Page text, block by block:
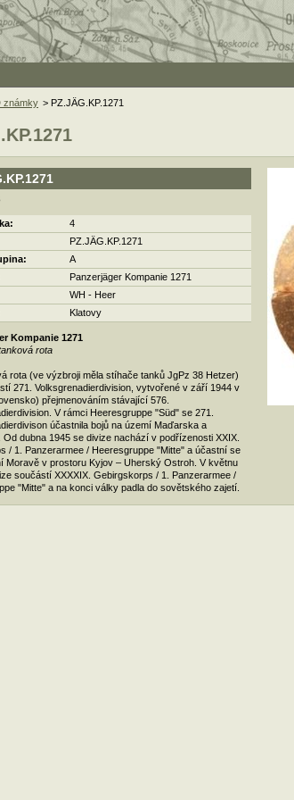
4
PZ.JÄG.KP.1271
A
Panzerjäger Kompanie 1271
WH - Heer
Klatovy
Kompanie 1271
rota
rota (ve výzbroji měla stíhače tanků JgPz 38 Hetzer)
271. Volksgrenadierdivision, vytvořené v září 1944 v
přejmenováním stávající 576.
V rámci Heeresgruppe "Süd" se 271.
účastnila bojů na území Maďarska a
Od dubna 1945 se divize nachází v podřízenosti XXIX.
/ 1. Panzerarmee / Heeresgruppe "Mitte" a účastní se
Moravě v prostoru Kyjov – Uherský Ostroh. V květnu
součástí XXXXIX. Gebirgskorps / 1. Panzerarmee /
"Mitte" a na konci války padla do sovětského zajetí.
známky > PZ.JÄG.KP.1271